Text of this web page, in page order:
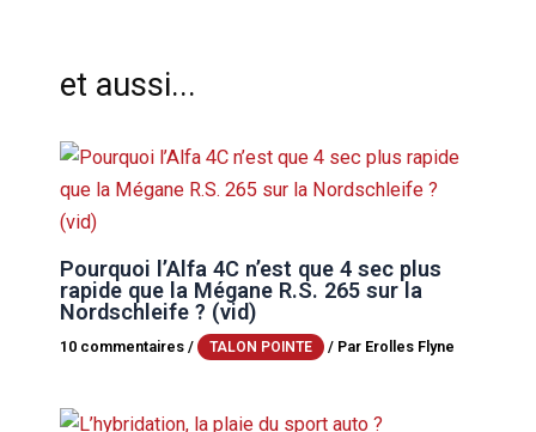
et aussi...
Pourquoi l’Alfa 4C n’est que 4 sec plus
rapide que la Mégane R.S. 265 sur la
Nordschleife ? (vid)
10 commentaires / TALON POINTE / Par Erolles Flyne